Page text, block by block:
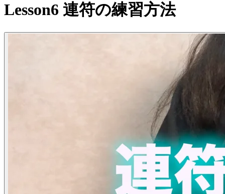
Lesson6 連符の練習方法